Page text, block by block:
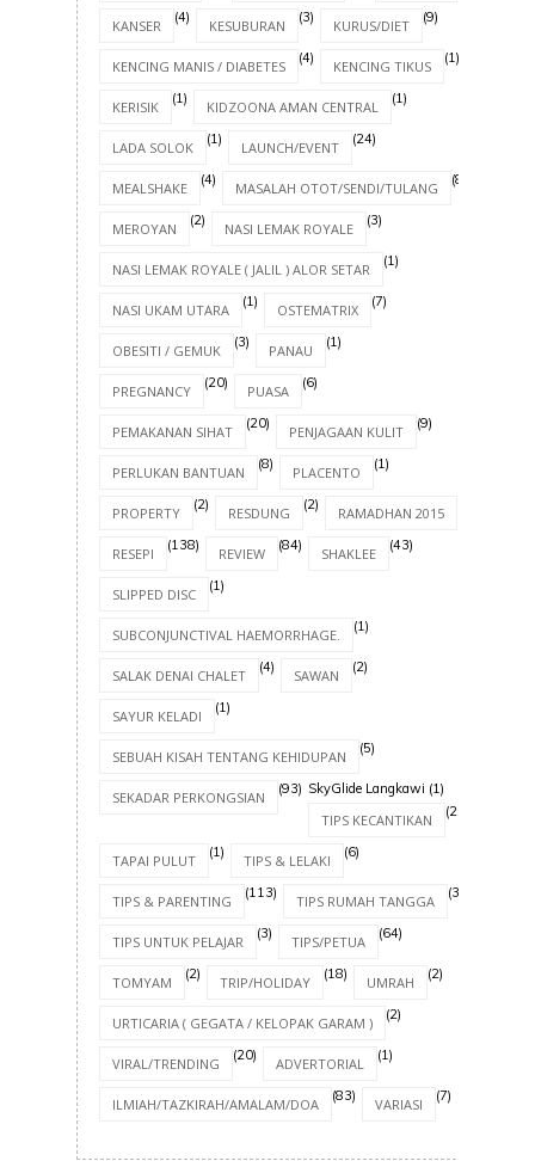
KANSER (4) KESUBURAN (3) KURUS/DIET (9)
KENCING MANIS / DIABETES (4) KENCING TIKUS (1)
KERISIK (1) KIDZOONA AMAN CENTRAL (1)
LADA SOLOK (1) LAUNCH/EVENT (24)
MEALSHAKE (4) MASALAH OTOT/SENDI/TULANG (8)
MEROYAN (2) NASI LEMAK ROYALE (3)
NASI LEMAK ROYALE ( JALIL ) ALOR SETAR (1)
NASI UKAM UTARA (1) OSTEMATRIX (7)
OBESITI / GEMUK (3) PANAU (1)
PREGNANCY (20) PUASA (6)
PEMAKANAN SIHAT (20) PENJAGAAN KULIT (9)
PERLUKAN BANTUAN (8) PLACENTO (1)
PROPERTY (2) RESDUNG (2) RAMADHAN 2015
RESEPI (138) REVIEW (84) SHAKLEE (43)
SLIPPED DISC (1)
SUBCONJUNCTIVAL HAEMORRHAGE. (1)
SALAK DENAI CHALET (4) SAWAN (2)
SAYUR KELADI (1)
SEBUAH KISAH TENTANG KEHIDUPAN (5)
SEKADAR PERKONGSIAN (93) SkyGlide Langkawi (1)
TIPS KECANTIKAN (20)
TAPAI PULUT (1) TIPS & LELAKI (6)
TIPS & PARENTING (113) TIPS RUMAH TANGGA (30)
TIPS UNTUK PELAJAR (3) TIPS/PETUA (64)
TOMYAM (2) TRIP/HOLIDAY (18) UMRAH (2)
URTICARIA ( GEGATA / KELOPAK GARAM ) (2)
VIRAL/TRENDING (20) ADVERTORIAL (1)
ILMIAH/TAZKIRAH/AMALAM/DOA (83) VARIASI (7)